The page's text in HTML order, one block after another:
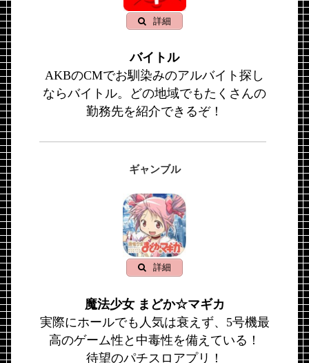
詳細
バイトル
AKBのCMでお馴染みのアルバイト探し
ならバイトル。どの地域でもたくさんの
勤務先を紹介できるぞ！
ギャンブル
詳細
魔法少女 まどか☆マギカ
実際にホールでも人気は衰えず、5号機最
高のゲーム性と中毒性を備えている！
待望のパチスロアプリ！